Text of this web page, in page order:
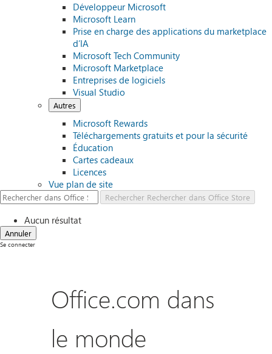
Développeur Microsoft
Microsoft Learn
Prise en charge des applications du marketplace
d’IA
Microsoft Tech Community
Microsoft Marketplace
Entreprises de logiciels
Visual Studio
Autres
Microsoft Rewards
Téléchargements gratuits et pour la sécurité
Éducation
Cartes cadeaux
Licences
Vue plan de site
Rechercher Rechercher dans Office Store
Aucun résultat
Annuler
Se connecter
Office.com dans
le monde